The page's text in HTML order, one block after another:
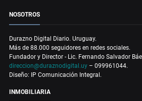
NOSOTROS
Durazno Digital Diario. Uruguay.
Más de 88.000 seguidores en redes sociales.
Fundador y Director - Lic. Fernando Salvador
direccion@duraznodigital.uy – 099961044.
Diseño: IP Comunicación Integral.
INMOBILIARIA